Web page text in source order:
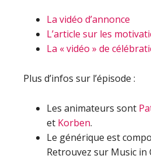
La vidéo d’annonce
L’article sur les
La « vidéo » de
Plus d’infos sur l’épisode :
Les animateurs sont
et Korben.
Le générique est
Retrouvez sur Music in